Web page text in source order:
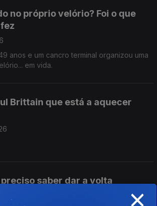
no próprio velório? Foi o que
anos e um cancro terminal organizou uma
em vida.
Brittain que está a aquecer
saber dar a volta ×